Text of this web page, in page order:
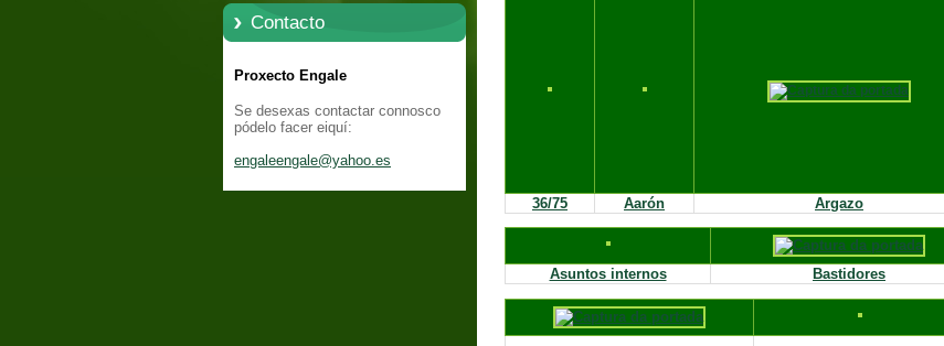
Contacto
Proxecto Engale
Se desexas contactar connosco
pódelo facer eiquí:
engaleengale@yahoo.es
36/75 Aarón Argazo
Asuntos internos Bastidores